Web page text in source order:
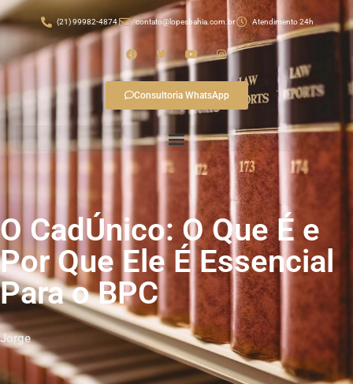
(21) 99982-4874 contato@lopesbahia.com.br Atendimento 24h
Consultoria WhatsApp
O CadÚnico: O Que É e
Por Que Ele É Essencial
Para o BPC
Jorge